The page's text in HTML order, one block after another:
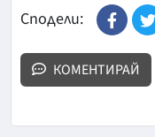
Сподели:
КОМЕНТИРАЙ